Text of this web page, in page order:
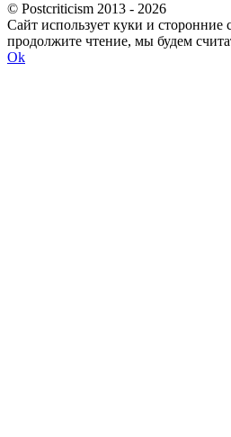
© Postcriticism 2013 - 2026
Сайт использует куки и
продолжите чтение, мы будем
Ok